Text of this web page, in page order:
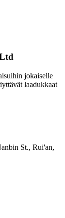
jokaiselle
laadukkaat
St., Rui'an,